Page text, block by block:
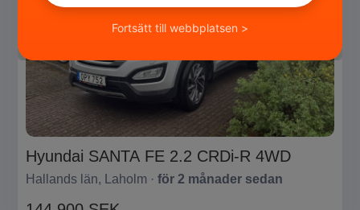
Hyundai SANTA FE 2.2 CRDi-R 4WD
Hallands län, Laholm · för 2 månader sedan
Fortsätt till webbplatsen >